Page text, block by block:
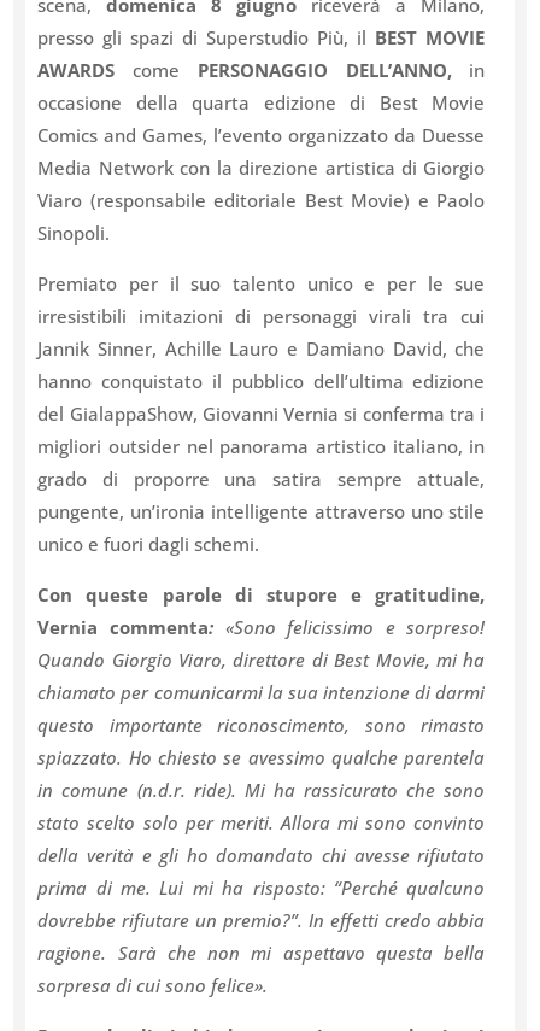
presso gli spazi di Superstudio Più, il BEST MOVIE
AWARDScome PERSONAGGIO DELL’ANNO,in
occasione della quarta edizione di Best Movie
Comics and Games, l’evento organizzato da Duesse
Media Network con la direzione artistica di Giorgio
Viaro (responsabile editoriale Best Movie) e Paolo
Sinopoli.
Premiato per il suo talento unico e per le sue
irresistibili imitazioni di personaggi virali tra cui
Jannik Sinner, Achille Lauro e Damiano David, che
hanno conquistato il pubblico dell’ultima edizione
del GialappaShow, Giovanni Vernia si conferma tra i
migliori outsider nel panorama artistico italiano, in
grado di proporre una satira sempre attuale,
pungente, un’ironia intelligente attraverso uno stile
unico e fuori dagli schemi.
Con queste parole di stupore e gratitudine,
Vernia commenta:«Sono felicissimo e sorpreso!
Quando Giorgio Viaro, direttore di Best Movie, mi ha
chiamato per comunicarmi la sua intenzione di darmi
questo importante riconoscimento, sono rimasto
spiazzato. Ho chiesto se avessimo qualche parentela
in comune (n.d.r. ride). Mi ha rassicurato che sono
stato scelto solo per meriti. Allora mi sono convinto
della verità e gli ho domandato chi avesse rifiutato
prima di me. Lui mi ha risposto: “Perché qualcuno
dovrebbe rifiutare un premio?”. In effetti credo abbia
ragione. Sarà che non mi aspettavo questa bella
sorpresa di cui sono felice».